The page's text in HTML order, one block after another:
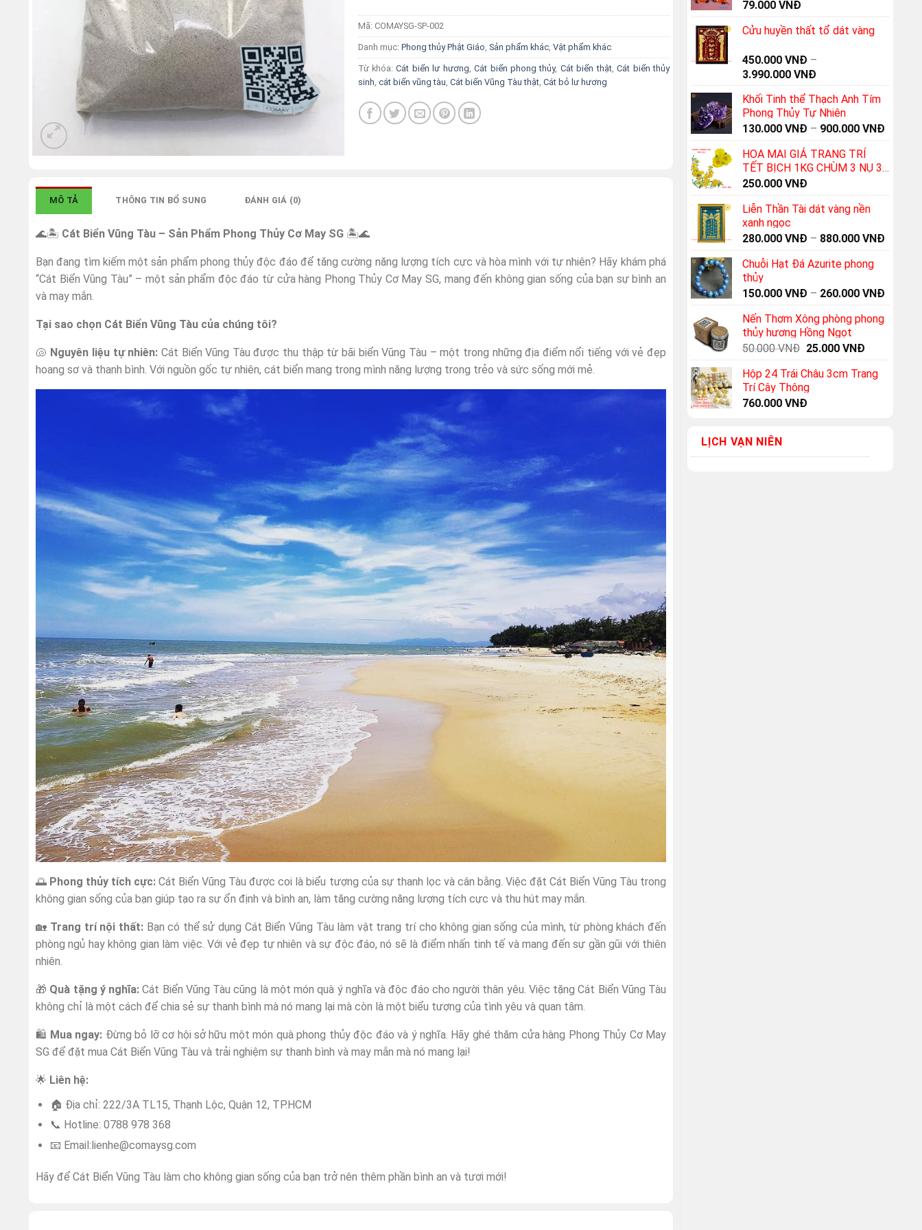
79.000 VNĐ
Cửu huyền thất tổ dát vàng
450.000 VNĐ –
3.990.000 VNĐ
Khối Tinh thể Thạch Anh Tím
Phong Thủy Tự Nhiên
130.000 VNĐ – 900.000 VNĐ
HOA MAI GIẢ TRANG TRÍ
TẾT BỊCH 1KG CHÙM 3 NỤ 3
Hoa
250.000 VNĐ
Liễn Thần Tài dát vàng nền
xanh ngọc
280.000 VNĐ – 880.000 VNĐ
Chuỗi Hạt Đá Azurite phong
thủy
150.000 VNĐ – 260.000 VNĐ
Nến Thơm Xông phòng phong
thủy hương Hồng Ngọt
50.000VNĐ Original
was:
50.000 VNĐ.
25.000 VNĐCurrent
is:
Hộp 24 Trái Châu 3cm Trang
Trí Cây Thông
760.000 VNĐ
LỊCH VẠN NIÊN
Mã: COMAYSG-SP-002
Danh mục: Phong thủy Phật Giáo, Sản phẩm khác, Vật phẩm khác
Từ khóa:Cát biển lư hương,Cát biển phong thủy, Cát biển thật,Cát biển thủy
sinh, cát biển vũng tàu, Cát biển Vũng Tàu thật, Cát bỏ lư hương
MÔ TẢ THÔNG TIN BỔ SUNG ĐÁNH GIÁ (0)
🌊🏝️ Cát Biển Vũng Tàu – Sản Phẩm Phong Thủy Cơ May SG 🏝️🌊
Bạn đang tìm kiếm một sản phẩm phong thủy độc đáo để tăng cường năng lượng tích cực và hòa mình với tự nhiên? Hãy khám phá
“Cát Biển Vũng Tàu” – một sản phẩm độc đáo từ cửa hàng Phong Thủy Cơ May SG, mang đến không gian sống của bạn sự bình an
và may mắn.
Tại sao chọn Cát Biển Vũng Tàu của chúng tôi?
🐚 Nguyên liệu tự nhiên: Cát Biển Vũng Tàu được thu thập từ bãi biển Vũng Tàu – một trong những địa điểm nổi tiếng với vẻ đẹp
hoang sơ và thanh bình. Với nguồn gốc tự nhiên, cát biển mang trong mình năng lượng trong trẻo và sức sống mới mẻ.
🌅 Phong thủy tích cực: Cát Biển Vũng Tàu được coi là biểu tượng của sự thanh lọc và cân bằng. Việc đặt Cát Biển Vũng Tàu trong
không gian sống của bạn giúp tạo ra sự ổn định và bình an, làm tăng cường năng lượng tích cực và thu hút may mắn.
🏡 Trang trí nội thất: Bạn có thể sử dụng Cát Biển Vũng Tàu làm vật trang trí cho không gian sống của mình, từ phòng khách đến
phòng ngủ hay không gian làm việc. Với vẻ đẹp tự nhiên và sự độc đáo, nó sẽ là điểm nhấn tinh tế và mang đến sự gần gũi với thiên
nhiên.
🎁 Quà tặng ý nghĩa: Cát Biển Vũng Tàu cũng là một món quà ý nghĩa và độc đáo cho người thân yêu. Việc tặng Cát Biển Vũng Tàu
không chỉ là một cách để chia sẻ sự thanh bình mà nó mang lại mà còn là một biểu tượng của tình yêu và quan tâm.
🛍️ Mua ngay: Đừng bỏ lỡ cơ hội sở hữu một món quà phong thủy độc đáo và ý nghĩa. Hãy ghé thăm cửa hàng Phong Thủy Cơ May
SG để đặt mua Cát Biển Vũng Tàu và trải nghiệm sự thanh bình và may mắn mà nó mang lại!
🌟 Liên hệ:
🏠 Địa chỉ: 222/3A TL15, Thạnh Lộc, Quận 12, TP.HCM
📞 Hotline: 0788 978 368
📧 Email:lienhe@comaysg.com
Hãy để Cát Biển Vũng Tàu làm cho không gian sống của bạn trở nên thêm phần bình an và tươi mới!